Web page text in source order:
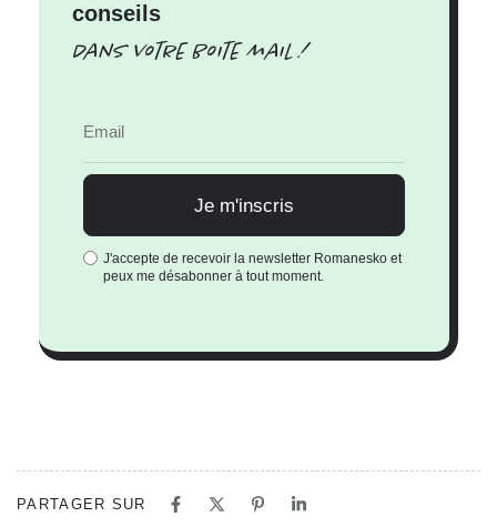
conseils
Dans votre boite mail !
J'accepte de recevoir la newsletter Romanesko et
peux me désabonner à tout moment.
PARTAGER SUR